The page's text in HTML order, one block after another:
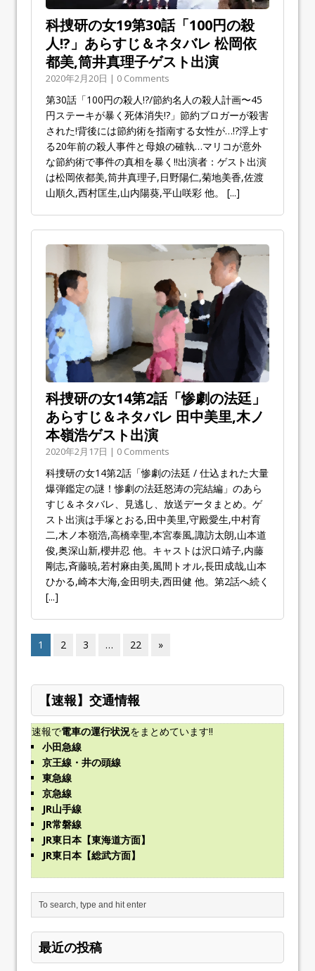
科捜研の女19第30話「100円の殺
人!?」あらすじ＆ネタバレ 松岡依
都美,筒井真理子ゲスト出演
2020年2月20日 | 0 Comments
第30話「100円の殺人!?/節約名人の殺人計画〜45
円ステーキが暴く死体消失!?」節約ブロガーが殺害
された!背後には節約術を指南する女性が…!?浮上す
る20年前の殺人事件と母娘の確執…マリコが意外
な節約術で事件の真相を暴く!!出演者：ゲスト出演
は松岡依都美,筒井真理子,日野陽仁,菊地美香,佐渡
山順久,西村匡生,山内陽葵,平山咲彩 他。 [...]
科捜研の女14第2話「惨劇の法廷」
あらすじ＆ネタバレ 田中美里,木ノ
本嶺浩ゲスト出演
2020年2月17日 | 0 Comments
科捜研の女14第2話「惨劇の法廷 / 仕込まれた大量
爆弾鑑定の謎！惨劇の法廷怒涛の完結編」のあら
すじ＆ネタバレ、見逃し、放送データまとめ。ゲ
スト出演は手塚とおる,田中美里,守殿愛生,中村育
二,木ノ本嶺浩,高橋幸聖,本宮泰風,諏訪太朗,山本道
俊,奥深山新,櫻井忍 他。キャストは沢口靖子,内藤
剛志,斉藤暁,若村麻由美,風間トオル,長田成哉,山本
ひかる,崎本大海,金田明夫,西田健 他。第2話へ続く
[...]
1 2 3 … 22 »
【速報】交通情報
速報で電車の運行状況をまとめています!!
小田急線
京王線・井の頭線
東急線
京急線
JR山手線
JR常磐線
JR東日本【東海道方面】
JR東日本【総武方面】
最近の投稿